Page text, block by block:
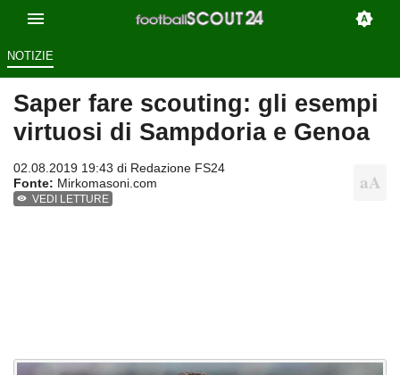
NOTIZIE
Saper fare scouting: gli esempi
virtuosi di Sampdoria e Genoa
02.08.2019 19:43 di Redazione FS24
Fonte: Mirkomasoni.com
VEDI LETTURE